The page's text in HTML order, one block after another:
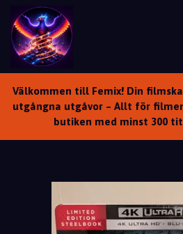
Välkommen till Femix! Din
utgångna utgåvor – Allt för
butiken med minst 300